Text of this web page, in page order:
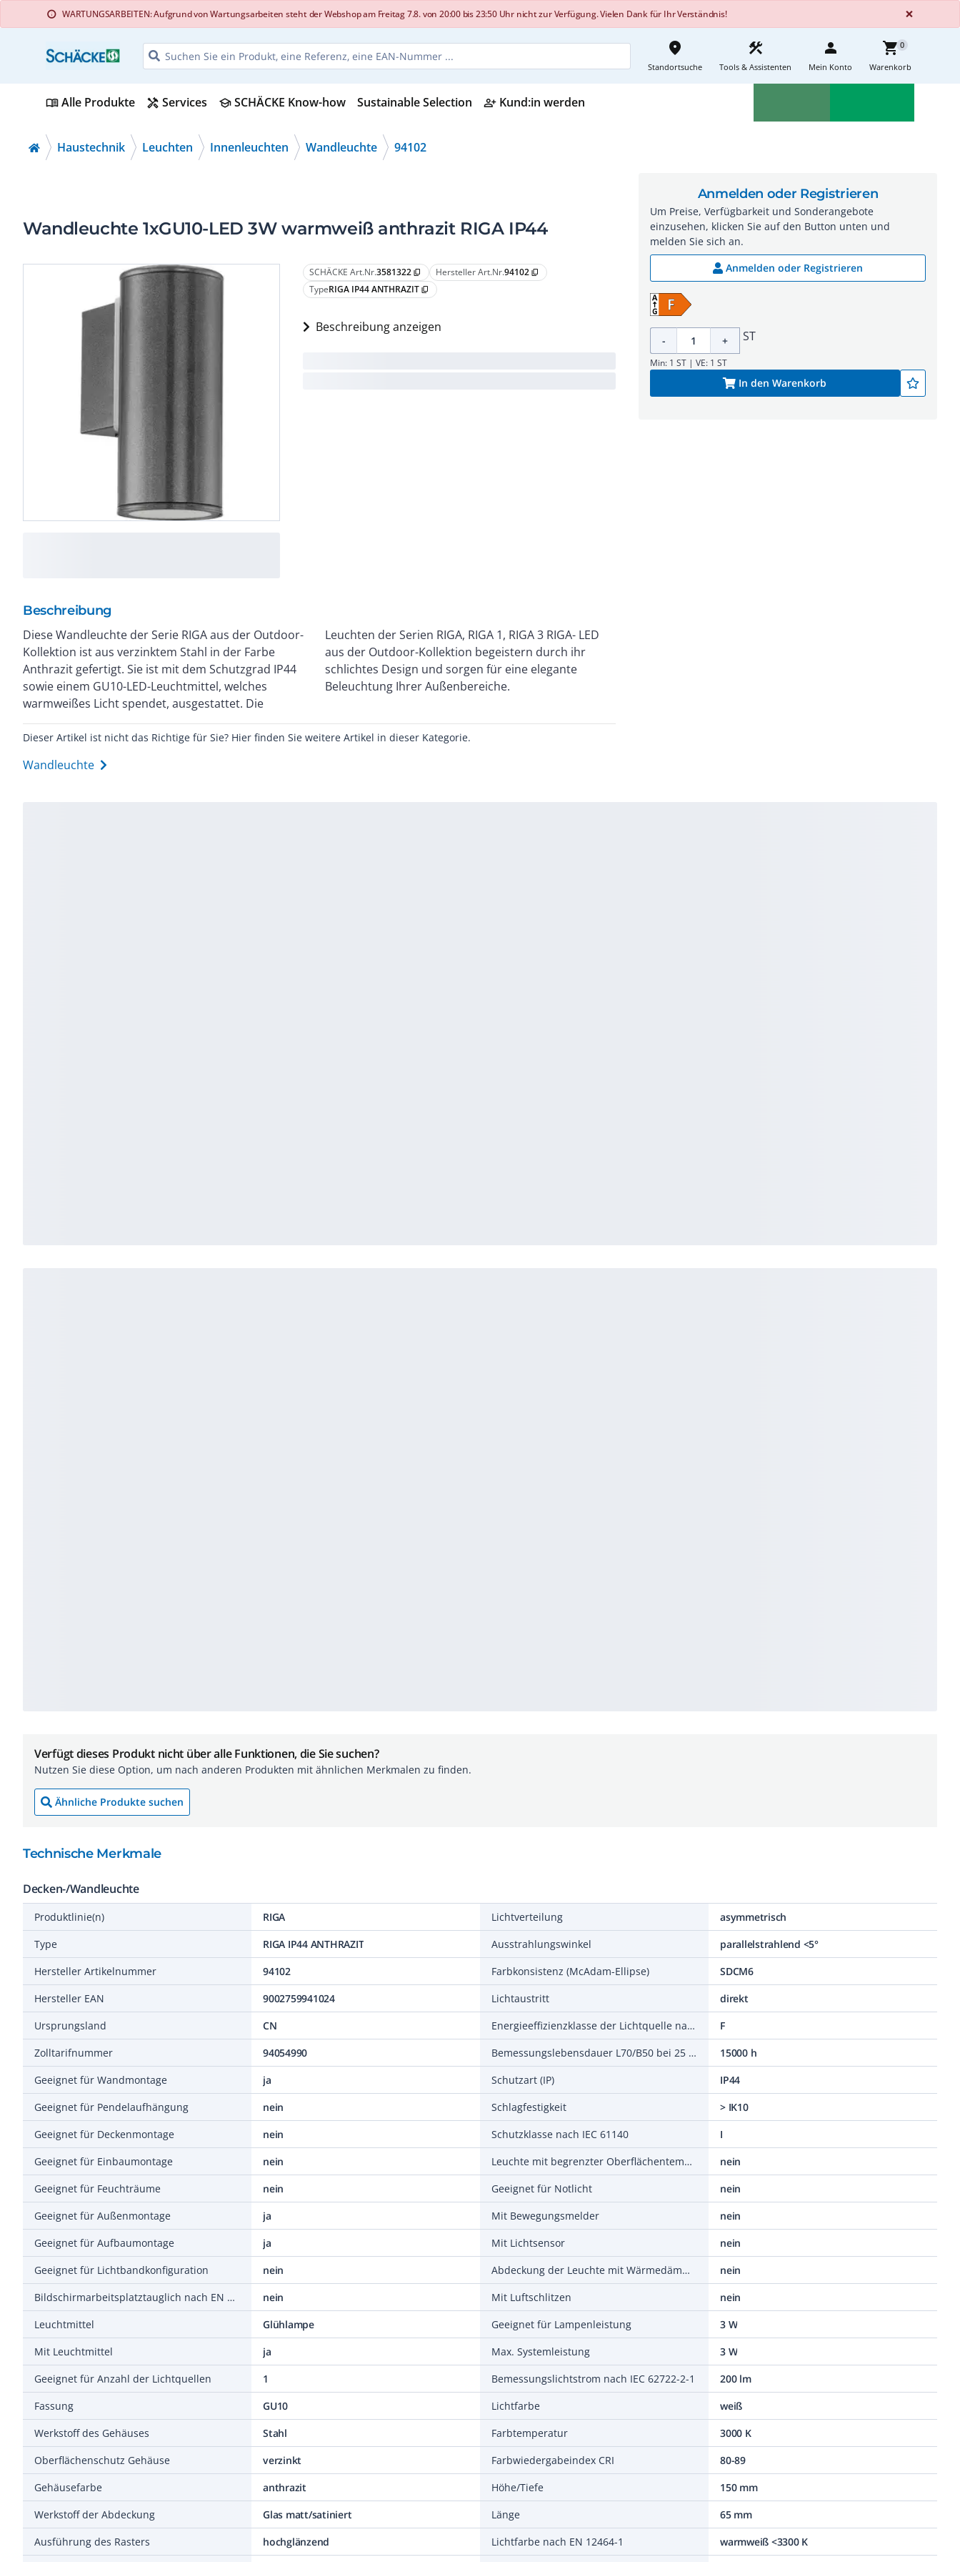
info WARTUNGSARBEITEN: Aufgrund von Wartungsarbeiten steht der Webshop am Freitag 7.8. von 20:00 bis 23:50 Uhr nicht zur Verfügung. Vielen Dank für Ihr Verständnis! ×
place
Standortsuche
construction
Tools & Assistenten
person
Mein Konto
shopping_cart0
Warenkorb
menu_bookAlle Produkte handyman Services schoolSCHÄCKE Know-how Sustainable Selection person_add_alt Kund:in werden
Haustechnik Leuchten Innenleuchten Wandleuchte 94102
Wandleuchte 1xGU10-LED 3W warmweiß anthrazit RIGA IP44
SCHÄCKE Art.Nr.3581322 content_copy Hersteller Art.Nr.94102 content_copy
TypeRIGA IP44 ANTHRAZIT content_copy
Beschreibung anzeigen
Beschreibung
Diese Wandleuchte der Serie RIGA aus der Outdoor-
Kollektion ist aus verzinktem Stahl in der Farbe
Anthrazit gefertigt. Sie ist mit dem Schutzgrad IP44
sowie einem GU10-LED-Leuchtmittel, welches
warmweißes Licht spendet, ausgestattet. Die
Leuchten der Serien RIGA, RIGA 1, RIGA 3 RIGA- LED
aus der Outdoor-Kollektion begeistern durch ihr
schlichtes Design und sorgen für eine elegante
Beleuchtung Ihrer Außenbereiche.
Dieser Artikel ist nicht das Richtige für Sie? Hier finden Sie weitere Artikel in dieser Kategorie.
Wandleuchte
Anmelden oder Registrieren
Um Preise, Verfügbarkeit und Sonderangebote
einzusehen, klicken Sie auf den Button unten und
melden Sie sich an.
Anmelden oder Registrieren
- + ST
Min: 1 ST | VE: 1 ST
In den Warenkorb
Verfügt dieses Produkt nicht über alle Funktionen, die Sie suchen?
Nutzen Sie diese Option, um nach anderen Produkten mit ähnlichen Merkmalen zu finden.
Ähnliche Produkte suchen
Technische Merkmale
Decken-/Wandleuchte
Produktlinie(n)
RIGA
Type
RIGA IP44 ANTHRAZIT
Hersteller Artikelnummer
94102
Hersteller EAN
9002759941024
Ursprungsland
CN
Zolltarifnummer
94054990
Geeignet für Wandmontage
ja
Geeignet für Pendelaufhängung
nein
Geeignet für Deckenmontage
nein
Geeignet für Einbaumontage
nein
Geeignet für Feuchträume
nein
Geeignet für Außenmontage
ja
Geeignet für Aufbaumontage
ja
Geeignet für Lichtbandkonfiguration
nein
Bildschirmarbeitsplatztauglich nach EN 12464-1
nein
Leuchtmittel
Glühlampe
Mit Leuchtmittel
ja
Geeignet für Anzahl der Lichtquellen
1
Fassung
GU10
Werkstoff des Gehäuses
Stahl
Oberflächenschutz Gehäuse
verzinkt
Gehäusefarbe
anthrazit
Werkstoff der Abdeckung
Glas matt/satiniert
Ausführung des Rasters
hochglänzend
Lichtverteilung
asymmetrisch
Ausstrahlungswinkel
parallelstrahlend <5°
Farbkonsistenz (McAdam-Ellipse)
SDCM6
Lichtaustritt
direkt
Energieeffizienzklasse der Lichtquelle nach EU-Richtlinie 2019/2015
F
Bemessungslebensdauer L70/B50 bei 25 °C
15000 h
Schutzart (IP)
IP44
Schlagfestigkeit
> IK10
Schutzklasse nach IEC 61140
I
Leuchte mit begrenzter Oberflächentemperatur D-Zeichen
nein
Geeignet für Notlicht
nein
Mit Bewegungsmelder
nein
Mit Lichtsensor
nein
Abdeckung der Leuchte mit Wärmedämm-Material möglich
nein
Mit Luftschlitzen
nein
Geeignet für Lampenleistung
3 W
Max. Systemleistung
3 W
Bemessungslichtstrom nach IEC 62722-2-1
200 lm
Lichtfarbe
weiß
Farbtemperatur
3000 K
Farbwiedergabeindex CRI
80-89
Höhe/Tiefe
150 mm
Länge
65 mm
Lichtfarbe nach EN 12464-1
warmweiß <3300 K